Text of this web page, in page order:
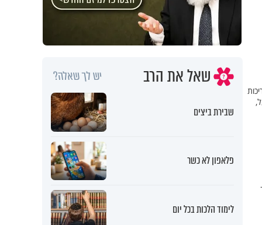
שאל את הרב יש לך שאלה?
שבירת ביצים
פלאפון לא כשר
לימוד הלכות בכל יום